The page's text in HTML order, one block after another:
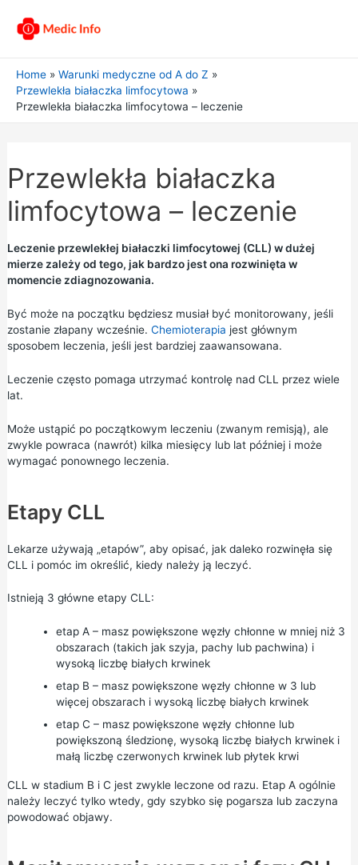
Home
Warunki medyczne od A do Z
Przewlekła białaczka limfocytowa
Przewlekła białaczka limfocytowa – leczenie
Przewlekła białaczka
limfocytowa – leczenie
Leczenie przewlekłej białaczki limfocytowej (CLL) w dużej
mierze zależy od tego, jak bardzo jest ona rozwinięta w
momencie zdiagnozowania.
Być może na początku będziesz musiał być monitorowany, jeśli
zostanie złapany wcześnie. Chemioterapia jest głównym
sposobem leczenia, jeśli jest bardziej zaawansowana.
Leczenie często pomaga utrzymać kontrolę nad CLL przez wiele
lat.
Może ustąpić po początkowym leczeniu (zwanym remisją), ale
zwykle powraca (nawrót) kilka miesięcy lub lat później i może
wymagać ponownego leczenia.
Etapy CLL
Lekarze używają „etapów”, aby opisać, jak daleko rozwinęła się
CLL i pomóc im określić, kiedy należy ją leczyć.
Istnieją 3 główne etapy CLL:
etap A – masz powiększone węzły chłonne w mniej niż 3
obszarach (takich jak szyja, pachy lub pachwina) i
wysoką liczbę białych krwinek
etap B – masz powiększone węzły chłonne w 3 lub
więcej obszarach i wysoką liczbę białych krwinek
etap C – masz powiększone węzły chłonne lub
powiększoną śledzionę, wysoką liczbę białych krwinek i
małą liczbę czerwonych krwinek lub płytek krwi
CLL w stadium B i C jest zwykle leczone od razu. Etap A ogólnie
należy leczyć tylko wtedy, gdy szybko się pogarsza lub zaczyna
powodować objawy.